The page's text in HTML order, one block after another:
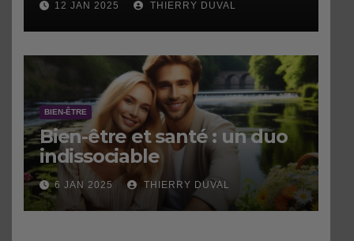
12 JAN 2025 THIERRY DUVAL
BIEN-ÊTRE
Bien-être et santé : un duo
indissociable
6 JAN 2025 THIERRY DUVAL